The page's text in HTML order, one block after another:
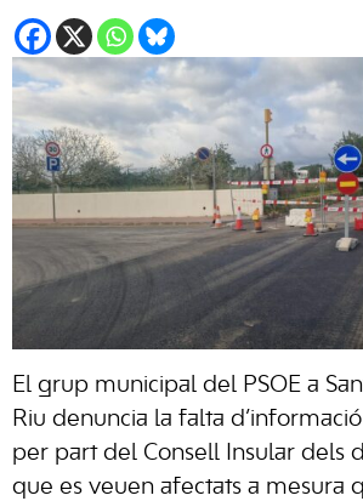
El grup municipal del PSOE a
Riu denuncia la falta
per part del Consell Insular dels
que es veuen afectats a mesura